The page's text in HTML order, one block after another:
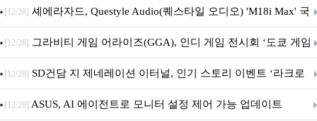
[12/28] 셰에라자드, Questyle Audio(퀘스타일 오디오) 'M18i Max' 국
내 정식 출시
[12/28] 그라비티 게임 어라이즈(GGA), 인디 게임 전시회 ‘도쿄 게임
던전 13’ 참가!
[12/28] SD건담 지 제네레이션 이터널, 인기 스토리 이벤트 ‘라크로
아의 용사’ 재개최 및 풍성한 기념 이벤트 실시!
[12/28] ASUS, AI 에이전트로 모니터 설정 제어 가능 업데이트